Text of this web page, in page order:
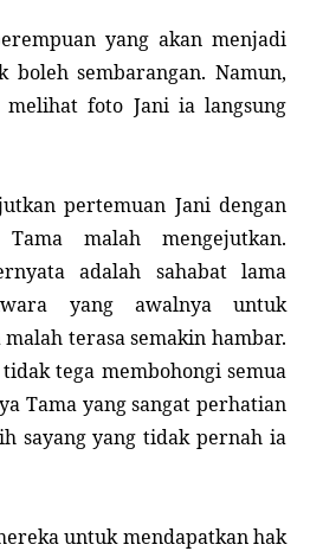
yang akan menjadi
boleh sembarangan. Namun,
foto Jani ia langsung
pertemuan Jani dengan
malah mengejutkan.
adalah sahabat lama
yang awalnya untuk
terasa semakin hambar.
tega membohongi semua
Tama yang sangat perhatian
sayang yang tidak pernah ia
untuk mendapatkan hak